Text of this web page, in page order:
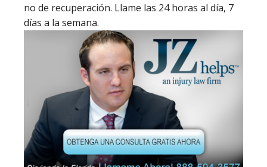
no de recuperación. Llame las 24 horas al día, 7
días a la semana.